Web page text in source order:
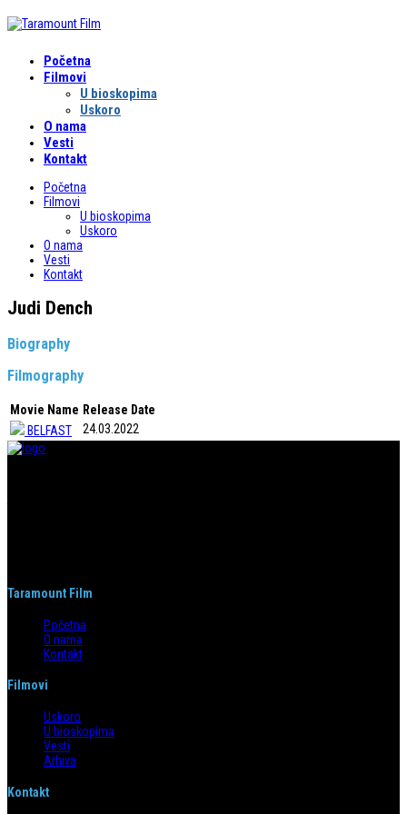
Početna
Filmovi
U bioskopima
Uskoro
O nama
Vesti
Kontakt
Početna
Filmovi
U bioskopima
Uskoro
O nama
Vesti
Kontakt
Judi Dench
Biography
Filmography
Movie Name Release Date
BELFAST
24.03.2022
Taramount Film
Početna
O nama
Kontakt
Filmovi
Uskoro
U bioskopima
Vesti
Arhiva
Kontakt